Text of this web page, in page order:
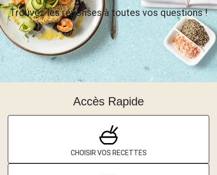
Trouvez les réponses à toutes vos questions !
Accès Rapide
CHOISIR VOS RECETTES